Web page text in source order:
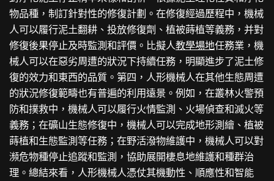
物品種，制訂針對性的修復計劃。在修復經過歷程中，機械
人可以履行泥土翻耕、投放修復劑、植被蒔植等義務，并對
修復後果停止及時監測和評價。比擬人教學場地任務業，機
械人可以在惡劣周遭的狀況下持續任務，明顯進步了泥土修
復的效力和東西的品質。第四，人形機械人在其他生態周遭
的狀況修復範疇也有普遍的利用遠景。例如，在叢林火警預
防和撲救中，機械人可以履行火情監測、火場偵查和滅火等
義務；在礦山生態修復中，機械人可以完成地形測繪、植被
蒔植和生態監測等任務；在野活潑物維護中，機械人可以對
瀕危物種停止追蹤和監測，協助展開棲息地維護和種群治
理。總結來看，人形機械人憑仗其機動性、順應性和智能